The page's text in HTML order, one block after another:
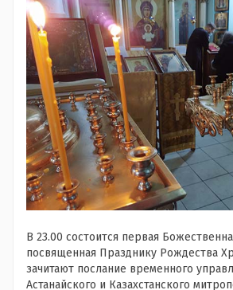
В 23.00 состоится первая
посвященная Празднику Рождества
зачитают послание временного
Астанайского и Казахстанского